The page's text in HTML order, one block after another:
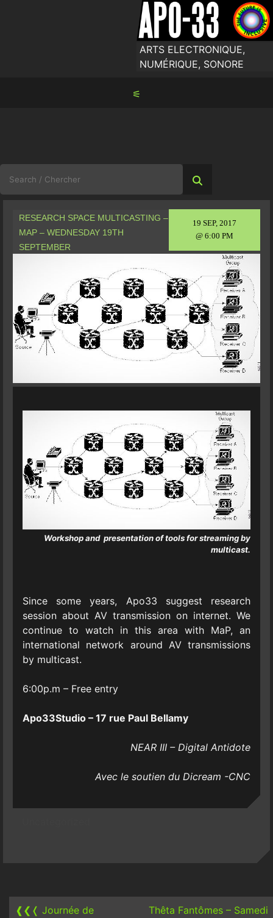
ARTS ELECTRONIQUE,
NUMÉRIQUE, SONORE
⚟
for:
19 SEP, 2017
@ 6:00 PM
RESEARCH SPACE MULTICASTING –
MAP – WEDNESDAY 19TH
SEPTEMBER
Workshop and presentation of tools for streaming by
multicast.
Since some years, Apo33 suggest research
session about AV transmission on internet. We
continue to watch in this area with MaP, an
international network around AV transmissions
by multicast.
6:00p.m – Free entry
Apo33Studio – 17 rue Paul Bellamy
NEAR III – Digital Antidote
Avec le soutien du Dicream -CNC
navigation
❰❮❬ Journée de
Thêta Fantômes – Samedi